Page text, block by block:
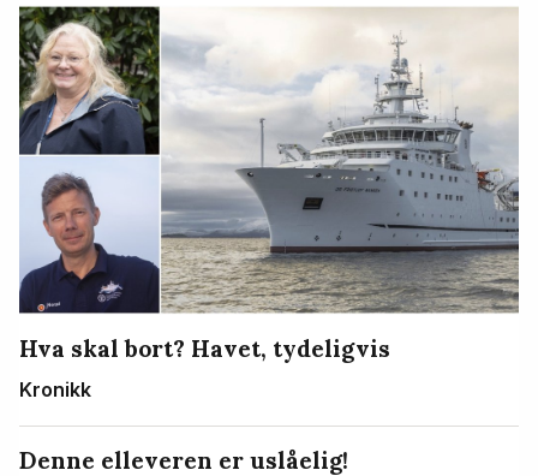
Hva skal bort? Havet, tydeligvis
Kronikk
Denne elleveren er uslåelig!